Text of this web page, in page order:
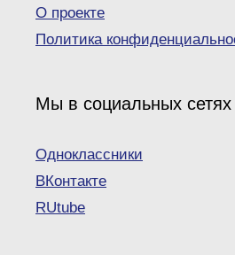
О проекте
Политика
Мы в социальных сетях
Одноклассники
ВКонтакте
RUtube